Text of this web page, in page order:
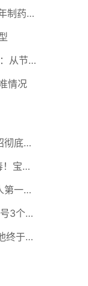
从AI设计到基因编辑：2026年制药领域重大突破
定义2026年的10大健康趋势：从节律健康到冷热交替疗法
情况
龟头红痒别慌！4步辨炎症5招彻底防复发
记者穿一晚纸尿裤血里查出毒！宝宝血液浓度竟是成人的5倍？
一管扶他林竟成隐患？90%人第一步就错了！
肝腹水不是突然来的！4个信号3个管理要点别等肚子鼓起来
32岁男子吃药后主动摘菜：他终于活过来了？